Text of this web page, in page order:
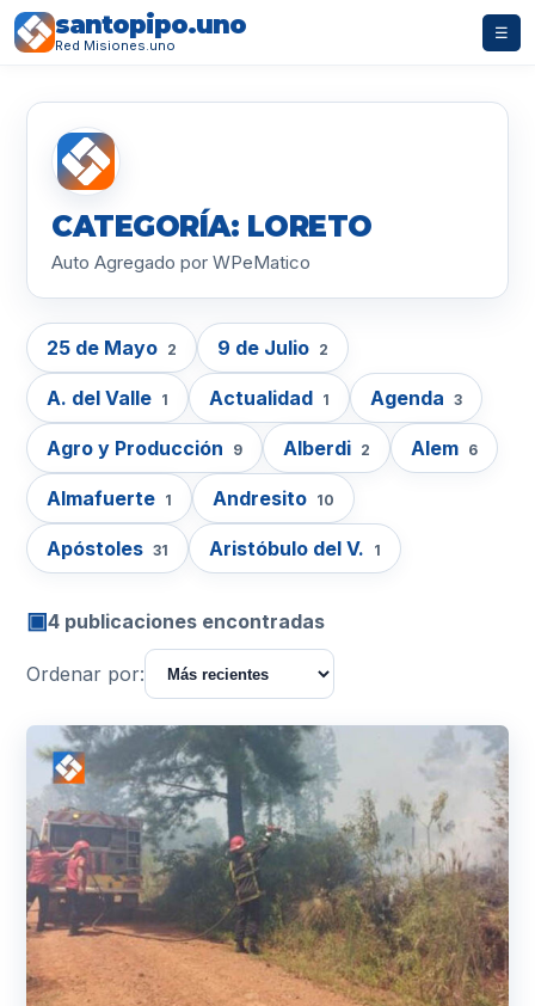
santopipo.uno
Red Misiones.uno
☰
CATEGORÍA: LORETO
Auto Agregado por WPeMatico
25 de Mayo 2 9 de Julio 2
A. del Valle 1 Actualidad 1 Agenda 3
Agro y Producción 9 Alberdi 2 Alem 6
Almafuerte 1 Andresito 10
Apóstoles 31 Aristóbulo del V. 1
▣4 publicaciones encontradas
Ordenar por: